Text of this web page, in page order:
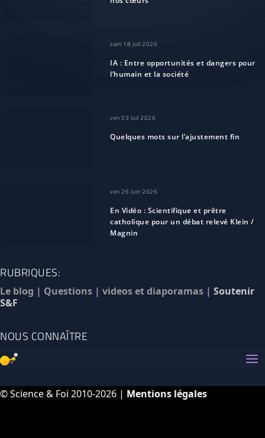
sam 18 Juil 2026
IA : Entre opportunités et dangers pour
l’humain et la société
ven 03 Juil 2026
Quelques mots sur l’ajustement fin
ven 26 Juin 2026
En Vidéo : Scientifique et prêtre
catholique pour un débat relevé Klein /
Magnin
RUBRIQUES:
Le blog | Questions | videos et diaporamas | Soutenir
S&F
NOUS CONNAÎTRE
© Science & Foi 2010-2026 | Mentions légales